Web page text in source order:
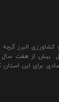
کشاورزی البرز
بیش از هفت سال
برای این استان